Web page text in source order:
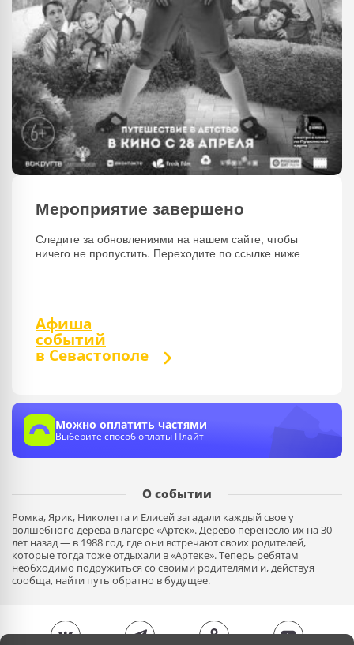
Мероприятие завершено
Следите за обновлениями на нашем сайте, чтобы
ничего не пропустить. Переходите по ссылке ниже
Афиша
событий
в Севастополе
Можно оплатить частями
Выберите способ оплаты Плайт
О событии
Ромка, Ярик, Николетта и Елисей загадали каждый свое у
волшебного дерева в лагере «Артек». Дерево перенесло их на 30
лет назад — в 1988 год, где они встречают своих родителей,
которые тогда тоже отдыхали в «Артеке». Теперь ребятам
необходимо подружиться со своими родителями и, действуя
сообща, найти путь обратно в будущее.